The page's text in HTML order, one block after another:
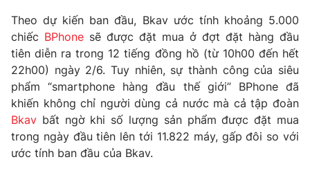
Câu chuyện quốc tế
Tài chính
Thị trường
Góc doanh nghiệp
Dữ liệu và đời sống
Truyền hình
Phim VTV
Hậu trường
Nhân vật
Giải trí
Điện ảnh
Đời sống
Theo dự kiến ban đầu, Bkav ước tính khoảng 5.000
chiếc BPhone sẽ được đặt mua ở đợt đặt hàng đầu
tiên diễn ra trong 12 tiếng đồng hồ (từ 10h00 đến hết
22h00) ngày 2/6. Tuy nhiên, sự thành công của siêu
phẩm “smartphone hàng đầu thế giới” BPhone đã
khiến không chỉ người dùng cả nước mà cả tập đoàn
Bkav bất ngờ khi số lượng sản phẩm được đặt mua
trong ngày đầu tiên lên tới 11.822 máy, gấp đôi so với
ước tính ban đầu của Bkav.